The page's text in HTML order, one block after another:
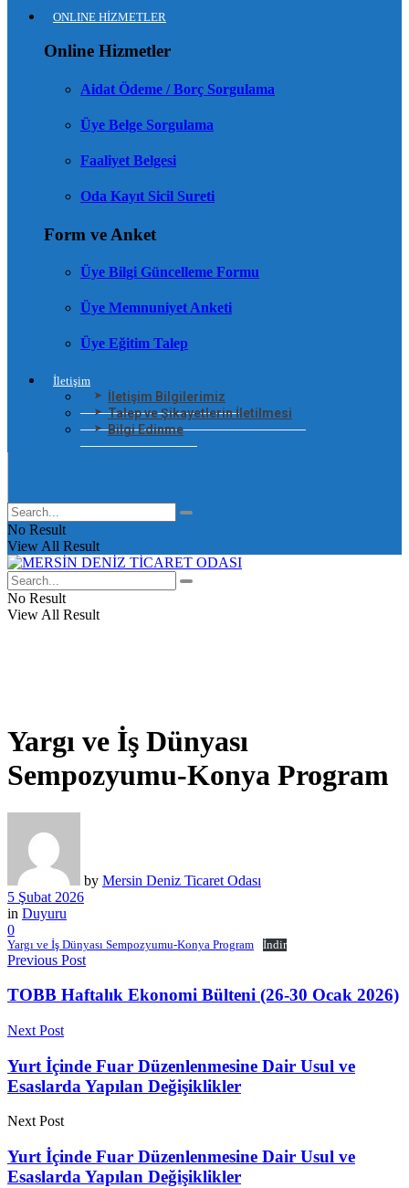
ONLINE HİZMETLER
Online Hizmetler
Aidat Ödeme / Borç Sorgulama
Üye Belge Sorgulama
Faaliyet Belgesi
Oda Kayıt Sicil Sureti
Form ve Anket
Üye Bilgi Güncelleme Formu
Üye Memnuniyet Anketi
Üye Eğitim Talep
İletişim
İletişim Bilgilerimiz
Talep ve Şikayetlerin İletilmesi
Bilgi Edinme
No Result
View All Result
No Result
View All Result
Yargı ve İş Dünyası
Sempozyumu-Konya Program
by Mersin Deniz Ticaret Odası
5 Şubat 2026
in Duyuru
0
Yargı ve İş Dünyası Sempozyumu-Konya Program İndir
Previous Post
TOBB Haftalık Ekonomi Bülteni (26-30 Ocak 2026)
Next Post
Yurt İçinde Fuar Düzenlenmesine Dair Usul ve
Esaslarda Yapılan Değişiklikler
Next Post
Yurt İçinde Fuar Düzenlenmesine Dair Usul ve
Esaslarda Yapılan Değişiklikler